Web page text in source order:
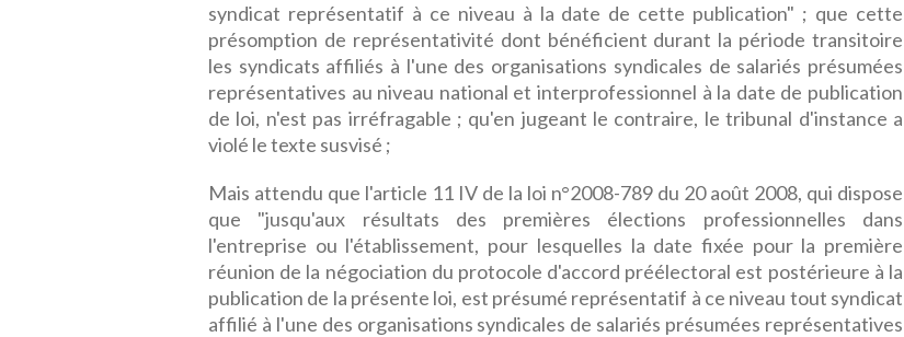
syndicat représentatif à ce niveau à la date de cette publication" ; que cette
présomption de représentativité dont bénéficient durant la période transitoire
les syndicats affiliés à l'une des organisations syndicales de salariés présumées
représentatives au niveau national et interprofessionnel à la date de publication
de loi, n'est pas irréfragable ; qu'en jugeant le contraire, le tribunal d'instance a
violé le texte susvisé ;
Mais attendu que l'article 11 IV de la loi n°2008-789 du 20 août 2008, qui dispose
que "jusqu'aux résultats des premières élections professionnelles dans
l'entreprise ou l'établissement, pour lesquelles la date fixée pour la première
réunion de la négociation du protocole d'accord préélectoral est postérieure à la
publication de la présente loi, est présumé représentatif à ce niveau tout syndicat
affilié à l'une des organisations syndicales de salariés présumées représentatives